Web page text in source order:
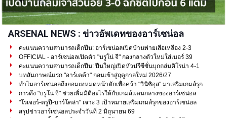
ARSENAL NEWS : ข่าวอัพเดทของอาร์เซน่อล
คะแนนความสามารถเด็กปืน: อาร์เซน่อลเปิดบ้านพ่ายเสือเหลือง 2-3
OFFICIAL - อาร์เซน่อลเปิดตัว "บรูโน่ จี" กองกลางตัวใหม่ใส่เบอร์ 39
คะแนนความสามารถเด็กปืน: ปืนใหญ่เปิดหัวปรีซีซั่นบุกถล่มคิโรน่า 4-1
บทสัมภาษณ์แรก "อาร์เตต้า" ก่อนเข้าสู่ฤดูกาลใหม่ 2026/27
ทำไมอาร์เซน่อลถึงยอมเทหมดหน้าตักเพื่อคว้า "วินิซิอุส" มาเสริมเกมส์รุก
การดึง "บรูโน่ จี" ช่วยเพิ่มมิติอะไรให้กับเกมส์แดนกลางของอาร์เซน่อล
"โรเจอร์-ครูปี-บาร์โคล่า" เจาะ 3 เป้าหมายเสริมเกมส์รุกของอาร์เซน่อล
สรุปข่าวอาร์เซน่อลประจำวันที่ 2 มิถุนายน 69